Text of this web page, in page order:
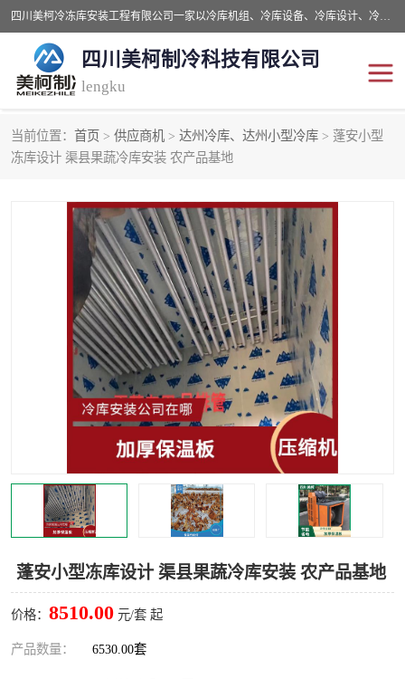
四川美柯冷冻库安装工程有限公司一家以冷库机组、冷库设备、冷库设计、冷冻库设备销售、冷库安装、冻库安装价格及技术服务为一体的综合企业，咨询热线：同等设备材料优惠10% 。公司各种类型安装组合式冷库、冷冻库、冷藏库、气调保鲜库、并提供成套设备供应、安装与调试、维护与维修、技术咨询、操作维修人员技术培训等
四川美柯制冷科技有限公司
lengku
当前位置： 首页 > 供应商机 > 达州冷库、达州小型冷库 > 蓬安小型
冻库设计 渠县果蔬冷库安装 农产品基地
蓬安小型冻库设计 渠县果蔬冷库安装 农产品基地
价格： 8510.00 元/套 起
产品数量： 6530.00套
冷库安装，冷库价格 四川冷库，四川冻库安装
成都冻库，成都冻库价格 绵阳冻库,绵阳保鲜冷库
德阳冻库安装，德阳冷库 广元冻库安装,广元冻库造
价
南充冻库设计,南充冻库安 遂宁冻库
资阳冻库，资阳冻库安装 泸州冻库，泸州冷库
乐山冻库,乐山保鲜冷库 自贡冻库组装
雅安冷库,雅安冻库 攀枝花冻库
冻库安装，小型冻库造价
内江冷库，内江冻库 宜宾冷库，宜宾冻库设备